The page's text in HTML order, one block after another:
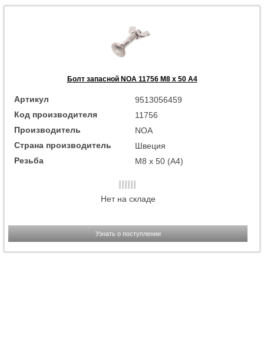
Болт запасной NOA 11756 M8 x 50 A4
Артикул
9513056459
Код производителя
11756
Производитель
NOA
Страна производитель
Швеция
Резьба
M8 x 50 (A4)
Нет на складе
Узнать о поступлении